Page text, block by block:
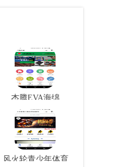
杰腾EVA海绵
风火轮青少年体育